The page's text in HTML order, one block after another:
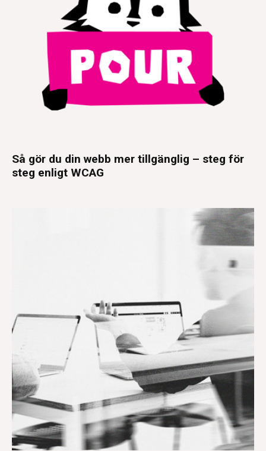
Så gör du din webb mer tillgänglig – steg för
steg enligt WCAG